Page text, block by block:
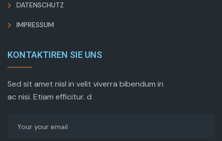
DATENSCHUTZ
IMPRESSUM
KONTAKTIREN SIE UNS
Sed sit amet nisl in velit viverra bibendum in
ac nisi. Etiam efficitur. d